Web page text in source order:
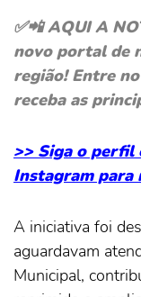
✅📲 AQUI A
novo portal de
região! Entre
receba as
>> Siga o perfil
Instagram para
A iniciativa foi
aguardavam
Municipal,